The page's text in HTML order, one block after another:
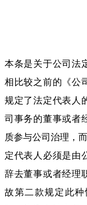
本条是关于公司法
相比较之前的《公
规定了法定代表人
司事务的董事或者
质参与公司治理，
定代表人必须是由
辞去董事或者经理
故第二款规定此种